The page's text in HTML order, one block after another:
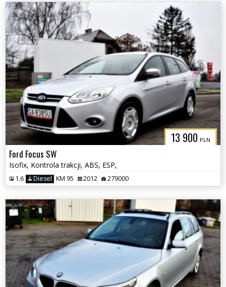
13 900 PLN
Ford Focus SW
Isofix, Kontrola trakcji, ABS, ESP,
1.6 Diesel KM 95 2012 279000